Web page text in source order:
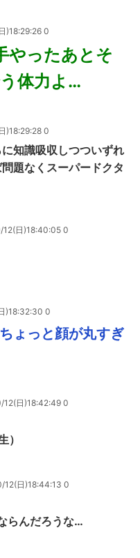
)18:29:26 0
やったあとそ
体力よ…
)18:29:28 0
知識吸収しつついずれ
題なくスーパードクタ
12(日)18:40:05 0
)18:32:30 0
ょっと顔が丸すぎ
12(日)18:42:49 0
）
12(日)18:44:13 0
らんだろうな…